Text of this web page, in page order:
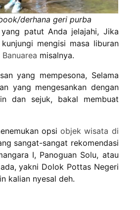
derhana geri purba
patut Anda jelajahi, Jika
mengisi masa liburan
misalnya.
yang mempesona, Selama
yang mengesankan dengan
dan sejuk, bakal membuat
opsiobjek wisata di
sangat-sangat rekomendasi
I, Panoguan Solu, atau
yakni Dolok Pottas Negeri
kalian nyesal deh.